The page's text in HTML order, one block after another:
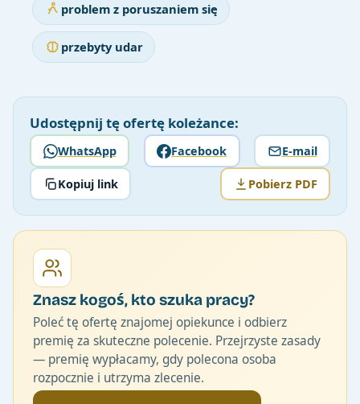
problem z poruszaniem się
przebyty udar
Udostępnij tę ofertę koleżance:
WhatsApp Facebook E-mail
Kopiuj link Pobierz PDF
Znasz kogoś, kto szuka pracy?
Poleć tę ofertę znajomej opiekunce i odbierz
premię za skuteczne polecenie. Przejrzyste zasady
— premię wypłacamy, gdy polecona osoba
rozpocznie i utrzyma zlecenie.